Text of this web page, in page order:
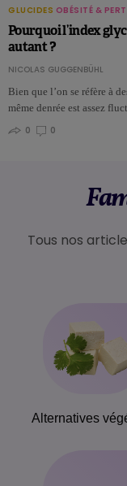
GLUCIDES OBÉSITÉ &
Pourquoi l’index
autant ?
NICOLAS GUGGENBÜHL
Bien que l’on se réfère à
même denrée est assez
0
0
Tous nos
Alternatives